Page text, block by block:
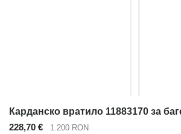
228,70 € 1.200 RON